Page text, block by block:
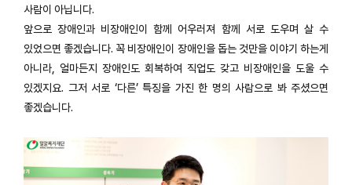
사람이 아닙니다.
앞으로 장애인과 비장애인이 함께 어우러져 함께 서로 도우며 살 수
있었으면 좋겠습니다. 꼭 비장애인이 장애인을 돕는 것만을 이야기 하는게
아니라, 얼마든지 장애인도 회복하여 직업도 갖고 비장애인을 도울 수
있겠지요. 그저 서로 ‘다른’ 특징을 가진 한 명의 사람으로 봐 주셨으면
좋겠습니다.